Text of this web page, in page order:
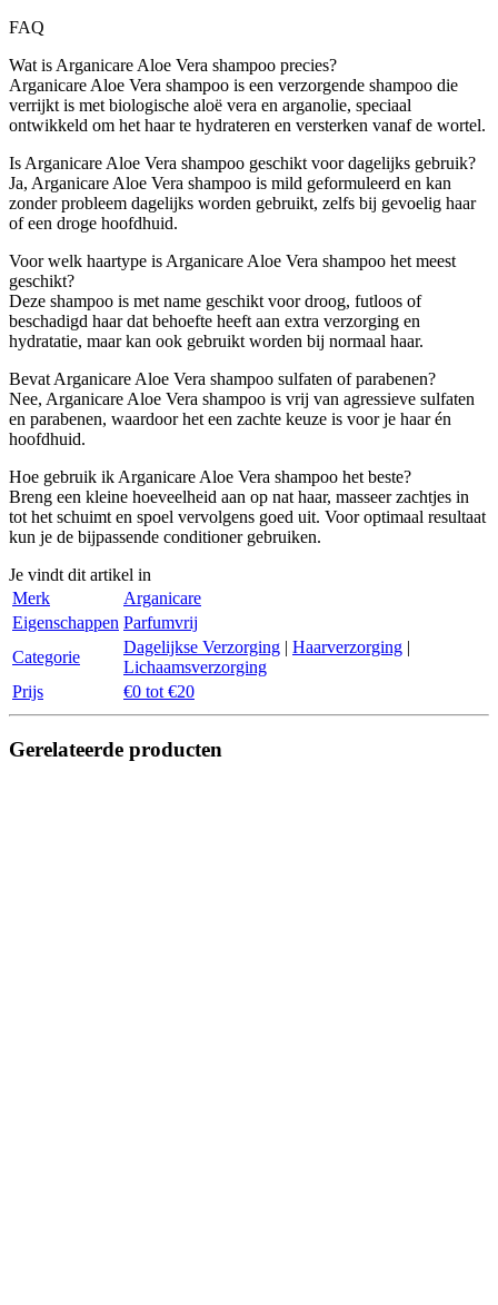
FAQ
Wat is Arganicare Aloe Vera shampoo precies?
Arganicare Aloe Vera shampoo is een verzorgende shampoo die
verrijkt is met biologische aloë vera en arganolie, speciaal
ontwikkeld om het haar te hydrateren en versterken vanaf de wortel.
Is Arganicare Aloe Vera shampoo geschikt voor dagelijks gebruik?
Ja, Arganicare Aloe Vera shampoo is mild geformuleerd en kan
zonder probleem dagelijks worden gebruikt, zelfs bij gevoelig haar
of een droge hoofdhuid.
Voor welk haartype is Arganicare Aloe Vera shampoo het meest
geschikt?
Deze shampoo is met name geschikt voor droog, futloos of
beschadigd haar dat behoefte heeft aan extra verzorging en
hydratatie, maar kan ook gebruikt worden bij normaal haar.
Bevat Arganicare Aloe Vera shampoo sulfaten of parabenen?
Nee, Arganicare Aloe Vera shampoo is vrij van agressieve sulfaten
en parabenen, waardoor het een zachte keuze is voor je haar én
hoofdhuid.
Hoe gebruik ik Arganicare Aloe Vera shampoo het beste?
Breng een kleine hoeveelheid aan op nat haar, masseer zachtjes in
tot het schuimt en spoel vervolgens goed uit. Voor optimaal resultaat
kun je de bijpassende conditioner gebruiken.
Je vindt dit artikel in
Merk
Arganicare
Eigenschappen Parfumvrij
Categorie
Dagelijkse Verzorging | Haarverzorging |
Lichaamsverzorging
Prijs
€0 tot €20
Gerelateerde producten